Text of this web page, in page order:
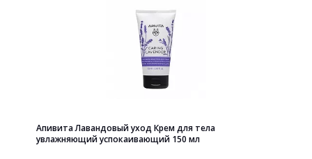
Апивита Лавандовый уход Крем для тела
увлажняющий успокаивающий 150 мл